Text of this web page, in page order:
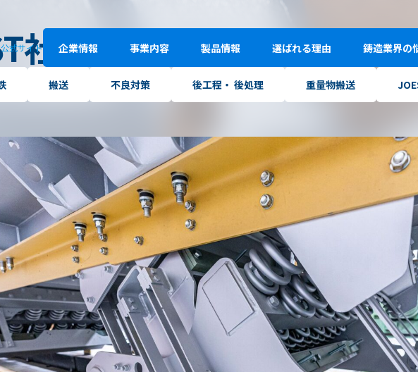
公式サイト 企業情報 事業内容 製品情報 選ばれる理由 鋳造業界の
社＞振動コンベア FSM
搬送 不良対策 後工程・ 後処理 重量物搬送